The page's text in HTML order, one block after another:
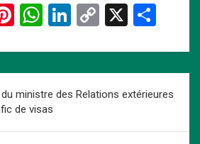
Pi
er
es
t
W
at
A
p
Li
ke
dI
n
C
py
Li
n
k
X
ta
er
ministre des Relations extérieures
de visas